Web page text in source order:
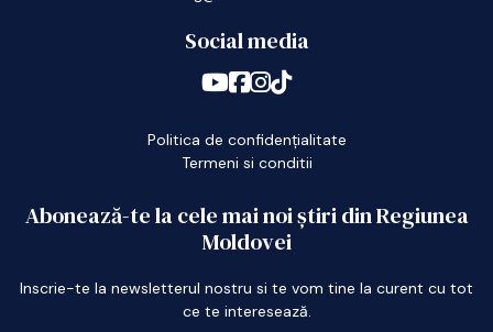
Social media
Politica de confidențialitate
Termeni si conditii
Abonează-te la cele mai noi știri din Regiunea
Moldovei
Inscrie-te la newsletterul nostru si te vom tine la curent cu tot
ce te interesează.